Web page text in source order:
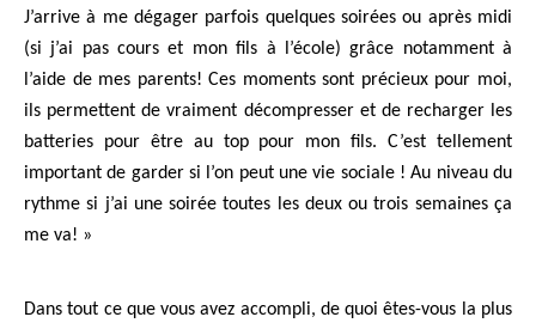
J’arrive à me dégager parfois quelques soirées ou après midi
(si j’ai pas cours et mon fils à l’école) grâce notamment à
l’aide de mes parents! Ces moments sont précieux pour moi,
ils permettent de vraiment décompresser et de recharger les
batteries pour être au top pour mon fils. C’est tellement
important de garder si l’on peut une vie sociale ! Au niveau du
rythme si j’ai une soirée toutes les deux ou trois semaines ça
me va! »
Dans tout ce que vous avez accompli, de quoi êtes-vous la plus